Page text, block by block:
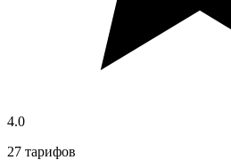
4.0
27 тарифов